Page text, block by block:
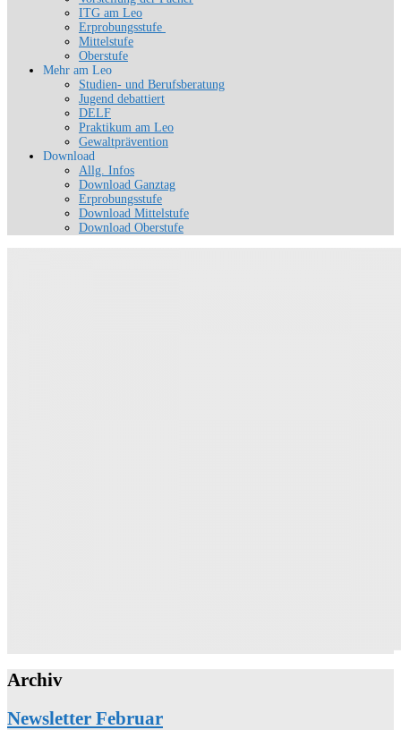
ITG am Leo
Erprobungsstufe
Mittelstufe
Oberstufe
Mehr am Leo
Studien- und Berufsberatung
Jugend debattiert
DELF
Praktikum am Leo
Gewaltprävention
Download
Allg. Infos
Download Ganztag
Erprobungsstufe
Download Mittelstufe
Download Oberstufe
Archiv
Newsletter Februar